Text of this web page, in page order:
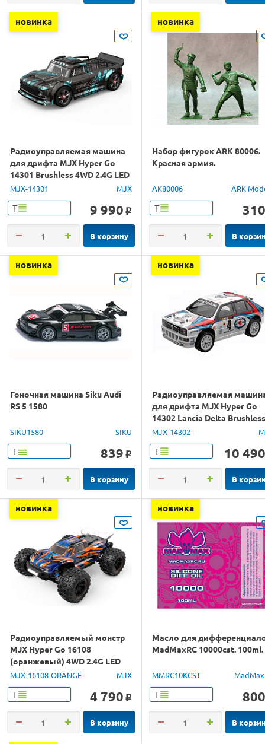
новинка
Радиоуправляемая машина
для дрифта MJX Hyper Go
14301 Brushless 4WD 2.4G LED
1/14 RTR
MJX-14301 MJX
Т 9 990 o
В корзину
новинка
Набор фигурок ARK 80006.
Красная армия.
AK80006 ARK
Т 310
В
новинка
Гоночная машина Siku Audi
RS 5 1580
SIKU1580 SIKU
Т 839 o
В корзину
новинка
Радиоуправляемая
для дрифта MJX Hyper Go
14302 Lancia Delta Brushless
4WD 2.4G LED 1/14 RTR
MJX-14302
Т 10 490
В
новинка
Радиоуправляемый монстр
MJX Hyper Go 16108
(оранжевый) 4WD 2.4G LED
1/16 RTR
MJX-16108-ORANGE MJX
Т 4 790 o
В корзину
новинка
Масло для
MadMaxRC 10000cst. 100ml.
MMRC10KCST
Т 800
В